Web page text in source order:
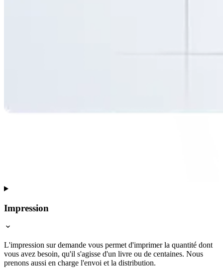
Impression
L'impression sur demande vous permet d'imprimer la quantité dont
vous avez besoin, qu'il s'agisse d'un livre ou de centaines. Nous
prenons aussi en charge l'envoi et la distribution.